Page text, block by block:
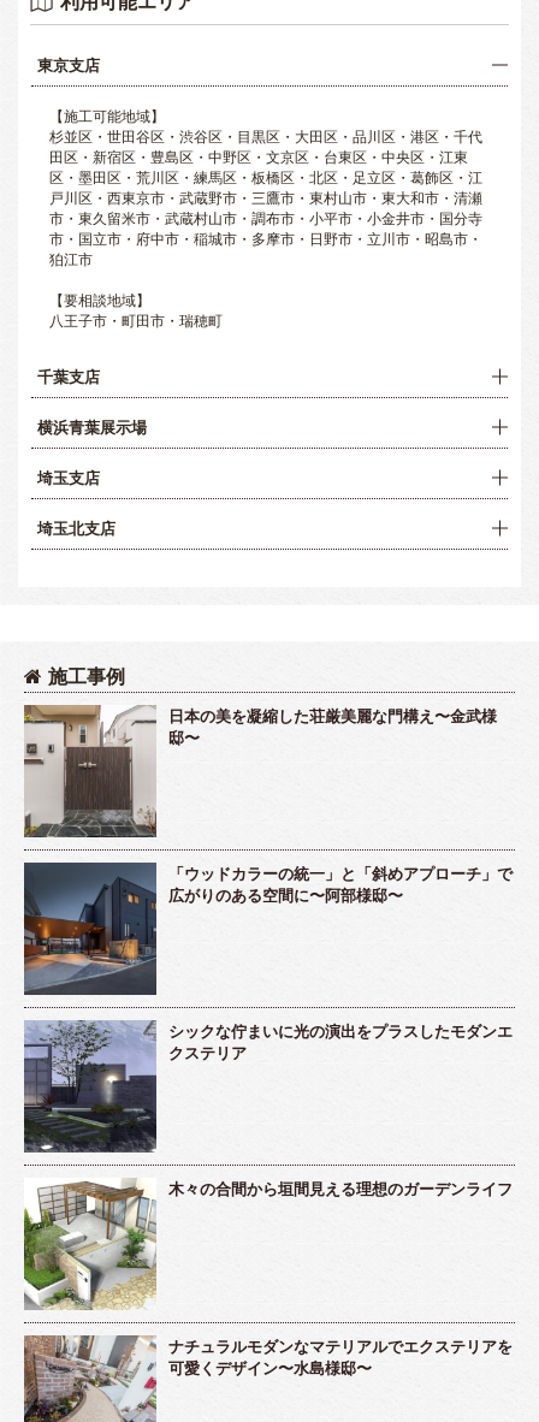
東京支店
【施工可能地域】
杉並区・世田谷区・渋谷区・目黒区・大田区・品川区・港区・千代
田区・新宿区・豊島区・中野区・文京区・台東区・中央区・江東
区・墨田区・荒川区・練馬区・板橋区・北区・足立区・葛飾区・江
戸川区・西東京市・武蔵野市・三鷹市・東村山市・東大和市・清瀬
市・東久留米市・武蔵村山市・調布市・小平市・小金井市・国分寺
市・国立市・府中市・稲城市・多摩市・日野市・立川市・昭島市・
狛江市
【要相談地域】
八王子市・町田市・瑞穂町
千葉支店
横浜青葉展示場
埼玉支店
埼玉北支店
施工事例
日本の美を凝縮した荘厳美麗な門構え〜金武様
邸〜
「ウッドカラーの統一」と「斜めアプローチ」で
広がりのある空間に〜阿部様邸〜
シックな佇まいに光の演出をプラスしたモダンエ
クステリア
木々の合間から垣間見える理想のガーデンライフ
ナチュラルモダンなマテリアルでエクステリアを
可愛くデザイン〜水島様邸〜